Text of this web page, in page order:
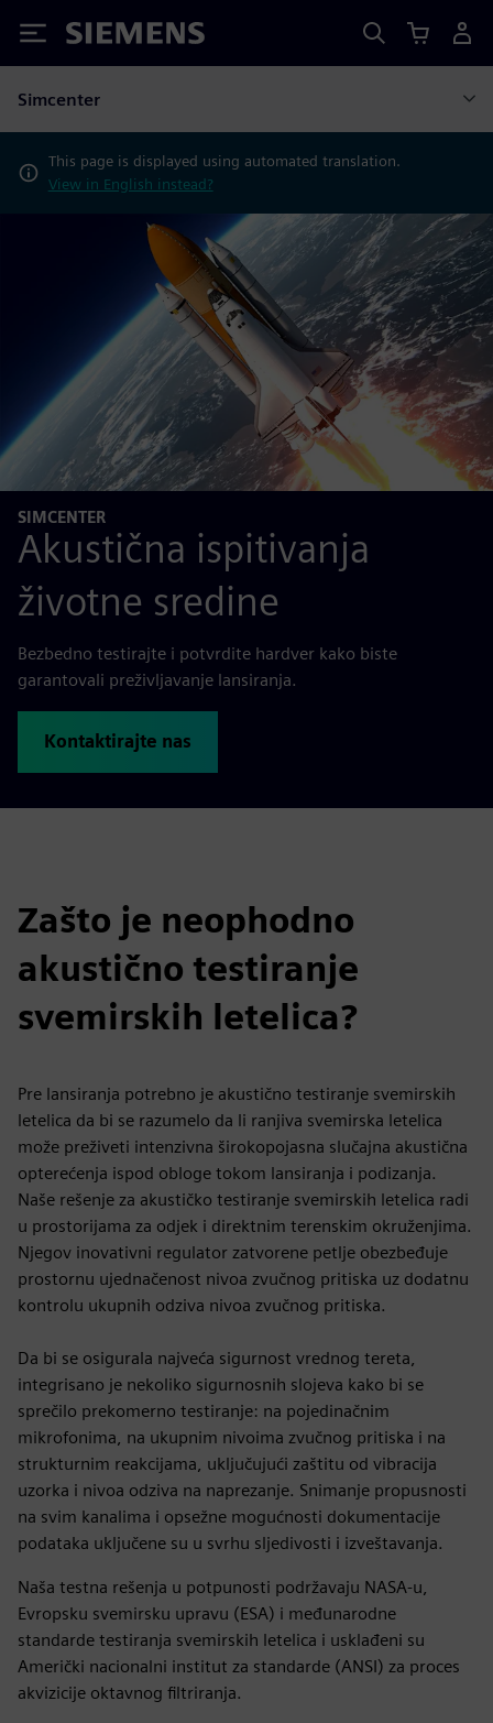
Siemens
Simcenter
This page is displayed using automated translation.
View in English instead?
SIMCENTER
Akustična ispitivanja
životne sredine
Bezbedno testirajte i potvrdite hardver kako biste
garantovali preživljavanje lansiranja.
Kontaktirajte nas
Zašto je neophodno
akustično testiranje
svemirskih letelica?
Pre lansiranja potrebno je akustično testiranje svemirskih
letelica da bi se razumelo da li ranjiva svemirska letelica
može preživeti intenzivna širokopojasna slučajna akustična
opterećenja ispod obloge tokom lansiranja i podizanja.
Naše rešenje za akustičko testiranje svemirskih letelica radi
u prostorijama za odjek i direktnim terenskim okruženjima.
Njegov inovativni regulator zatvorene petlje obezbeđuje
prostornu ujednačenost nivoa zvučnog pritiska uz dodatnu
kontrolu ukupnih odziva nivoa zvučnog pritiska.
Da bi se osigurala najveća sigurnost vrednog tereta,
integrisano je nekoliko sigurnosnih slojeva kako bi se
sprečilo prekomerno testiranje: na pojedinačnim
mikrofonima, na ukupnim nivoima zvučnog pritiska i na
strukturnim reakcijama, uključujući zaštitu od vibracija
uzorka i nivoa odziva na naprezanje. Snimanje propusnosti
na svim kanalima i opsežne mogućnosti dokumentacije
podataka uključene su u svrhu sljedivosti i izveštavanja.
Naša testna rešenja u potpunosti podržavaju NASA-u,
Evropsku svemirsku upravu (ESA) i međunarodne
standarde testiranja svemirskih letelica i usklađeni su
Američki nacionalni institut za standarde (ANSI) za proces
akvizicije oktavnog filtriranja.